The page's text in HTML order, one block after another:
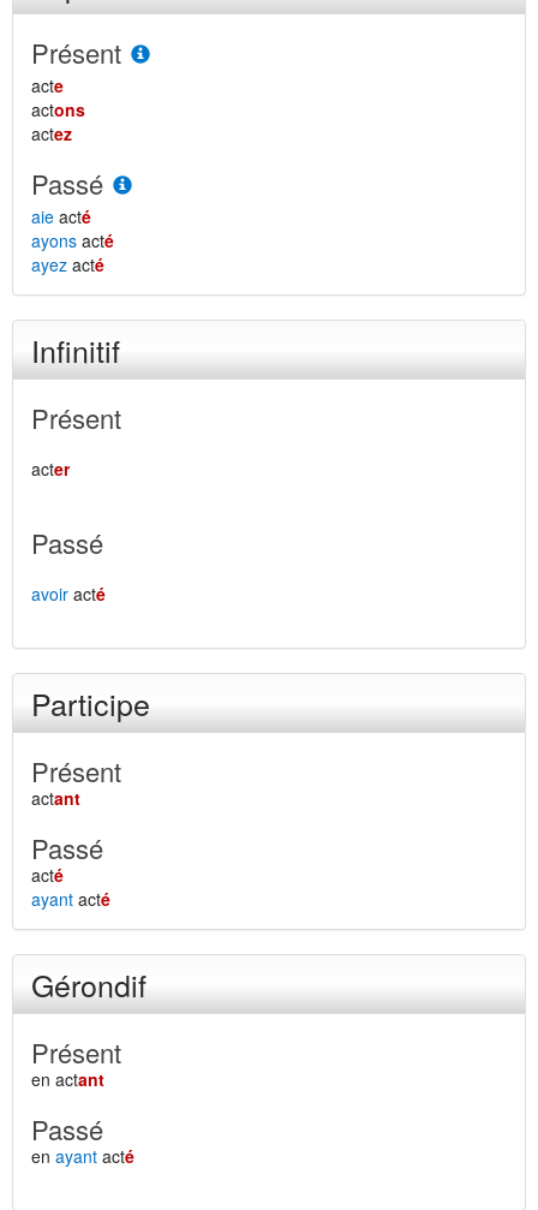
Présent
acte
actons
actez
Passé
aie acté
ayons acté
ayez acté
Infinitif
Présent
acter
Passé
avoir acté
Participe
Présent
actant
Passé
acté
ayant acté
Gérondif
Présent
en actant
Passé
en ayant acté